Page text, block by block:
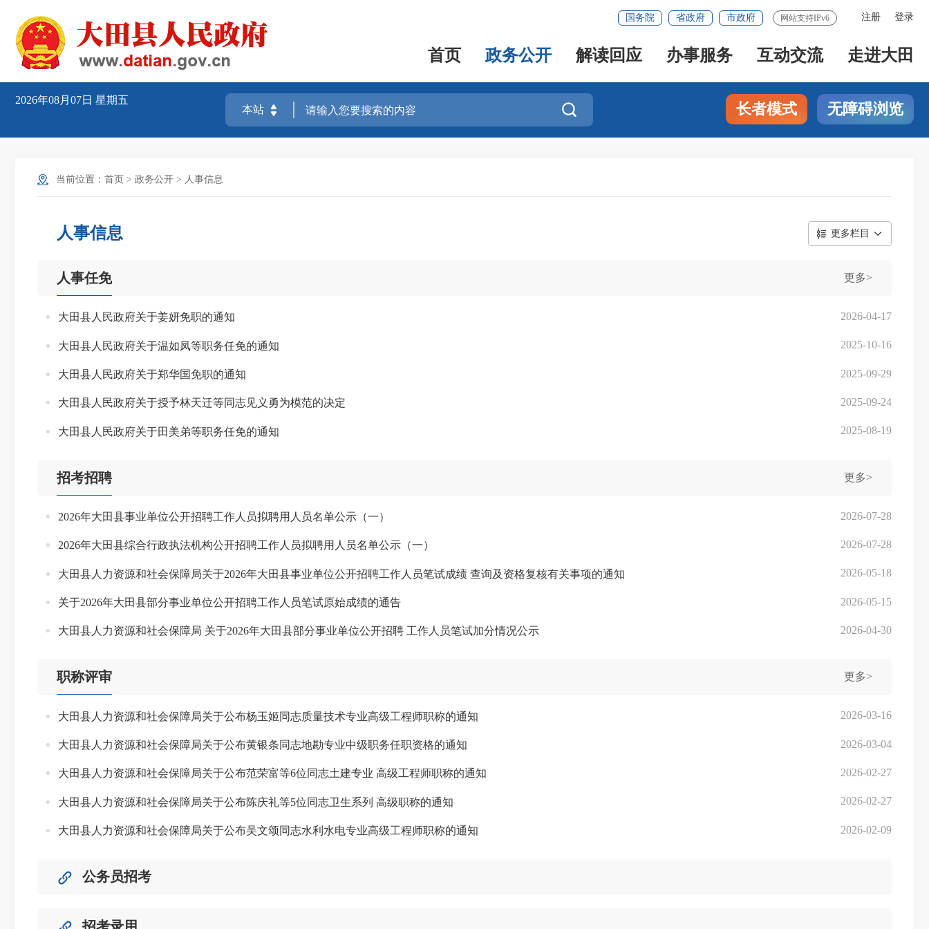
注册 登录
国务院 省政府 市政府 网站支持IPv6
首页 政务公开 解读回应 办事服务 互动交流 走进大田
2026年08月07日 星期五
 长者模式 无障碍浏览
当前位置： 首页 > 政务公开 > 人事信息
人事信息 更多栏目
更多>
人事任免
2026-04-17
大田县人民政府关于姜妍免职的通知
2025-10-16
大田县人民政府关于温如凤等职务任免的通知
2025-09-29
大田县人民政府关于郑华国免职的通知
2025-09-24
大田县人民政府关于授予林天迁等同志见义勇为模范的决定
2025-08-19
大田县人民政府关于田美弟等职务任免的通知
更多>
招考招聘
2026-07-28
2026年大田县事业单位公开招聘工作人员拟聘用人员名单公示（一）
2026-07-28
2026年大田县综合行政执法机构公开招聘工作人员拟聘用人员名单公示（一）
2026-05-18
大田县人力资源和社会保障局关于2026年大田县事业单位公开招聘工作人员笔试成绩 查询及资格复核有关事项的通知
2026-05-15
关于2026年大田县部分事业单位公开招聘工作人员笔试原始成绩的通告
2026-04-30
大田县人力资源和社会保障局 关于2026年大田县部分事业单位公开招聘 工作人员笔试加分情况公示
更多>
职称评审
2026-03-16
大田县人力资源和社会保障局关于公布杨玉姬同志质量技术专业高级工程师职称的通知
2026-03-04
大田县人力资源和社会保障局关于公布黄银条同志地勘专业中级职务任职资格的通知
2026-02-27
大田县人力资源和社会保障局关于公布范荣富等6位同志土建专业 高级工程师职称的通知
2026-02-27
大田县人力资源和社会保障局关于公布陈庆礼等5位同志卫生系列 高级职称的通知
2026-02-09
大田县人力资源和社会保障局关于公布吴文颂同志水利水电专业高级工程师职称的通知
公务员招考